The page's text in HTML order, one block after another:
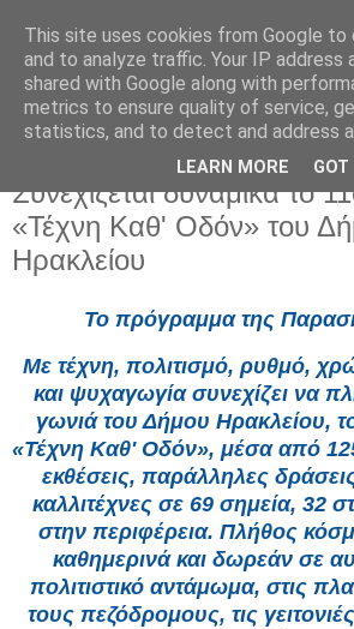
Παρασκευή 19 Ιουνίου 2026
Συνεχίζεται δυναμικά το
«Τέχνη Καθ' Οδόν» του
Ηρακλείου
Το πρόγραμμα της
Με τέχνη, πολιτισμό, ρυθμό,
και ψυχαγωγία συνεχίζει να
γωνιά του Δήμου Ηρακλείου,
«Τέχνη Καθ' Οδόν», μέσα από
εκθέσεις, παράλληλες
καλλιτέχνες σε 69 σημεία, 32
στην περιφέρεια. Πλήθος
καθημερινά και δωρεάν σε
πολιτιστικό αντάμωμα, στις
τους πεζόδρομους, τις
This site uses cookies from Google to
and to analyze traffic. Your IP address
shared with Google along with
metrics to ensure quality of service,
statistics, and to detect and address
LEARN MORE GOT